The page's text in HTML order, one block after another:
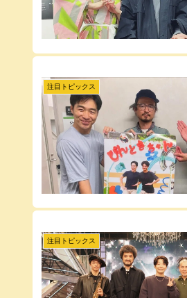
注目トピックス
注目トピックス